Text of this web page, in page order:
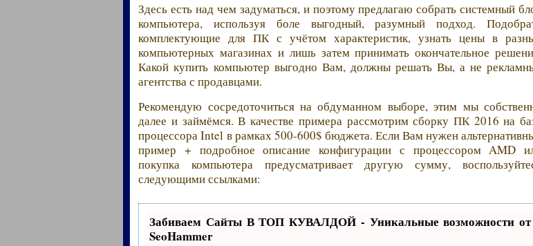
Здесь есть над чем задуматься, и поэтому предлагаю собрать системный
компьютера, используя боле выгодный, разумный подход.
комплектующие для ПК с учётом характеристик, узнать цены в
компьютерных магазинах и лишь затем принимать окончательное
Какой купить компьютер выгодно Вам, должны решать Вы, а не
агентства с продавцами.
Рекомендую сосредоточиться на обдуманном выборе, этим мы
далее и займёмся. В качестве примера рассмотрим сборку ПК 2016 на
процессора Intel в рамках 500-600$ бюджета. Если Вам нужен
пример + подробное описание конфигурации с процессором AMD
покупка компьютера предусматривает другую сумму,
следующими ссылками:
Забиваем Сайты В ТОП КУВАЛДОЙ - Уникальные возможности от
SeoHammer